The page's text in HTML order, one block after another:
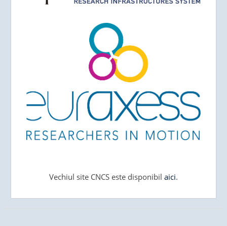
Vechiul site CNCS este disponibil aici.